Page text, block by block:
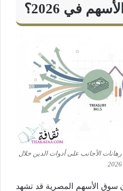
في 2026؟
الأجانب على أدوات الدين خلال
2026
سوق الأسهم المصرية قد تشهد